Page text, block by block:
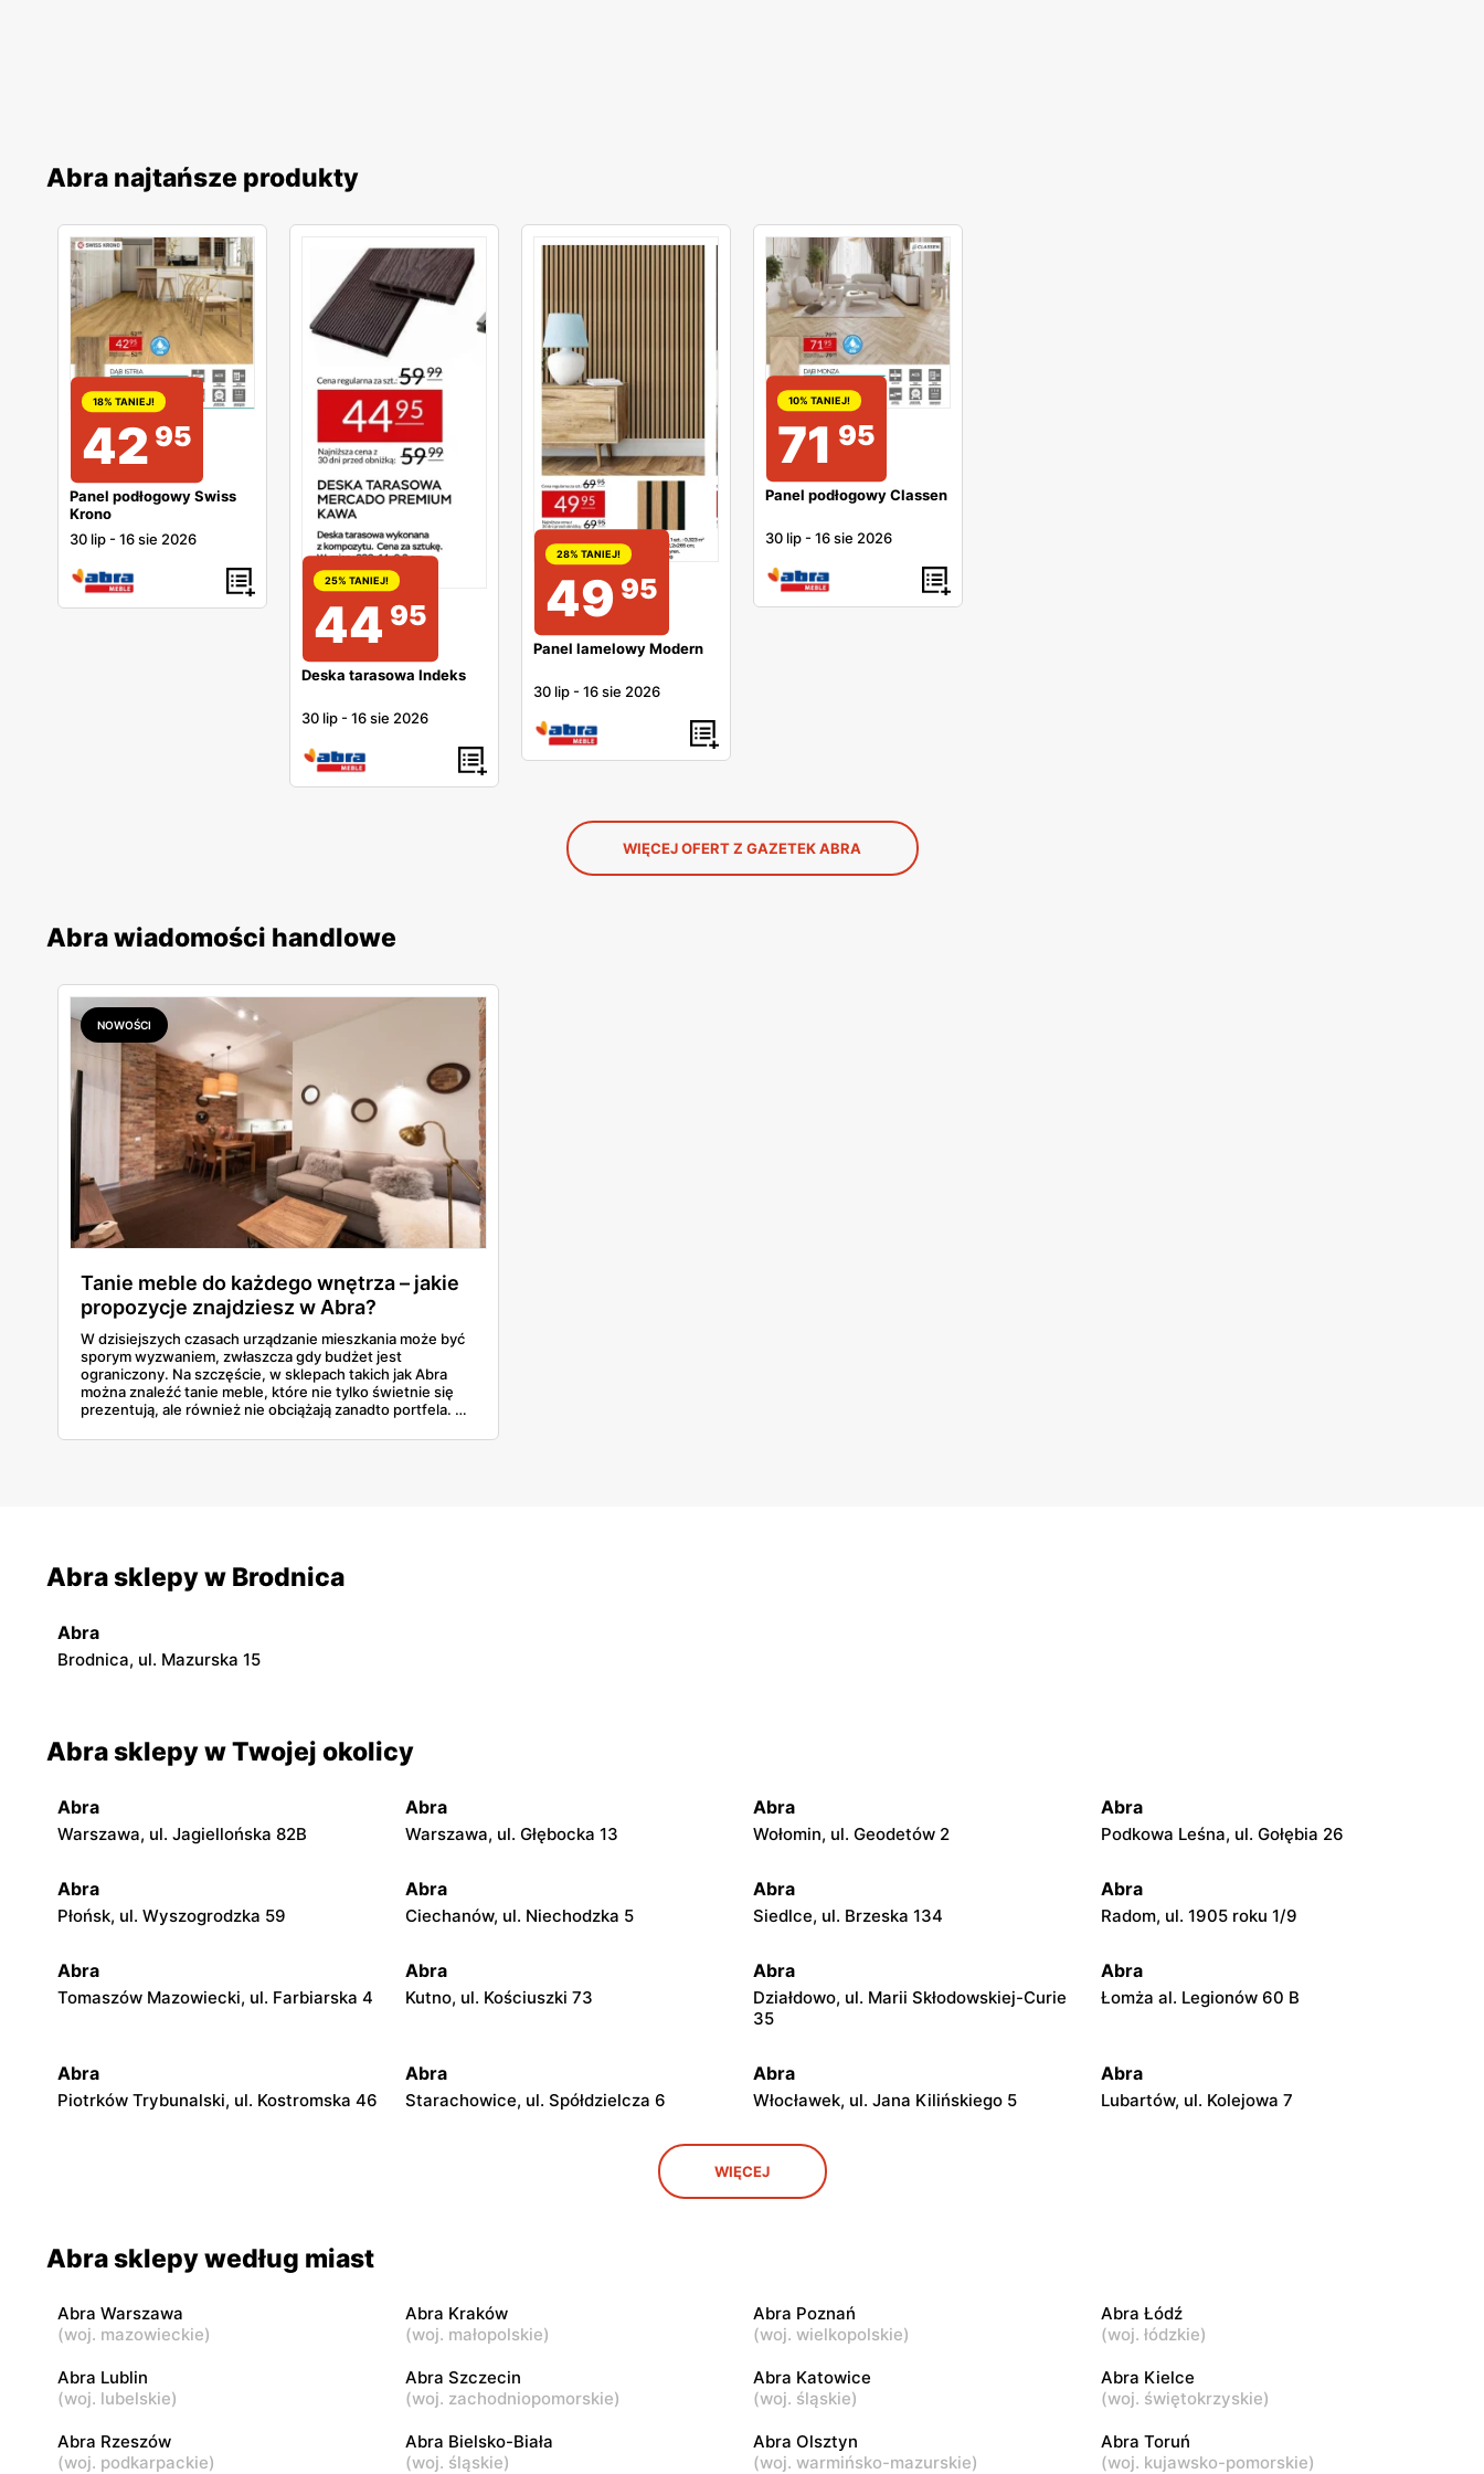
Abra najtańsze produkty
18% TANIEJ!
42 95
Panel podłogowy Swiss
Krono
30 lip -16 sie 2026
25% TANIEJ!
44 95
Deska tarasowa Indeks
30 lip -16 sie 2026
28% TANIEJ!
49 95
Panel lamelowy Modern
30 lip -16 sie 2026
10% TANIEJ!
71 95
Panel podłogowy Classen
30 lip -16 sie 2026
WIĘCEJ OFERT Z GAZETEK ABRA
Abra wiadomości handlowe
NOWOŚCI
Tanie meble do każdego wnętrza – jakie
propozycje znajdziesz w Abra?
W dzisiejszych czasach urządzanie mieszkania może być
sporym wyzwaniem, zwłaszcza gdy budżet jest
ograniczony. Na szczęście, w sklepach takich jak Abra
można znaleźć tanie meble, które nie tylko świetnie się
prezentują, ale również nie obciążają zanadto portfela. W
propozycjom z aktualnej gazetki promocyjnej Abra,
Abra sklepy w Brodnica
Abra
Brodnica, ul. Mazurska 15
Abra sklepy w Twojej okolicy
Abra
Warszawa, ul. Jagiellońska 82B
Abra
Warszawa, ul. Głębocka 13
Abra
Wołomin, ul. Geodetów 2
Abra
Podkowa Leśna, ul. Gołębia 26
Abra
Płońsk, ul. Wyszogrodzka 59
Abra
Ciechanów, ul. Niechodzka 5
Abra
Siedlce, ul. Brzeska 134
Abra
Radom, ul. 1905 roku 1/9
Abra
Tomaszów Mazowiecki, ul. Farbiarska 4
Abra
Kutno, ul. Kościuszki 73
Abra
Działdowo, ul. Marii Skłodowskiej-Curie
35
Abra
Łomża al. Legionów 60 B
Abra
Piotrków Trybunalski, ul. Kostromska 46
Abra
Starachowice, ul. Spółdzielcza 6
Abra
Włocławek, ul. Jana Kilińskiego 5
Abra
Lubartów, ul. Kolejowa 7
Kielce, ul. Radomska 18
Brodnica, ul. Mazurska 15
Abra
Mrągowo, ul. Marii Curie-Skłodowskiej
1A
Abra
Toruń, ul. Joachima Lelewela 33
Abra
Jędrzejów, ul. Partyzantów 73
Abra
Grajewo, ul. Dworna 50
Abra
Tarnobrzeg al. Warszawska 5
Abra
Konin, ul. Spółdzielców 8a
Abra
Inowrocław al. Niepodległości 35
Abra
Busko-Zdrój, ul. Ludwika Waryńskiego
WIĘCEJ
Abra sklepy według miast
Abra Warszawa
(woj. mazowieckie)
Abra Kraków
(woj. małopolskie)
Abra Poznań
(woj. wielkopolskie)
Abra Łódź
(woj. łódzkie)
Abra Lublin
(woj. lubelskie)
Abra Szczecin
(woj. zachodniopomorskie)
Abra Katowice
(woj. śląskie)
Abra Kielce
(woj. świętokrzyskie)
Abra Rzeszów
(woj. podkarpackie)
Abra Bielsko-Biała
(woj. śląskie)
Abra Olsztyn
(woj. warmińsko-mazurskie)
Abra Toruń
(woj. kujawsko-pomorskie)